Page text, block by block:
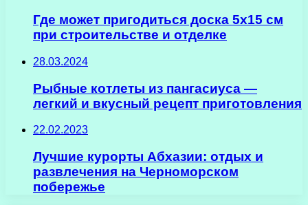
Где может пригодиться доска 5х15 см
при строительстве и отделке
28.03.2024
Рыбные котлеты из пангасиуса —
легкий и вкусный рецепт приготовления
22.02.2023
Лучшие курорты Абхазии: отдых и
развлечения на Черноморском
побережье